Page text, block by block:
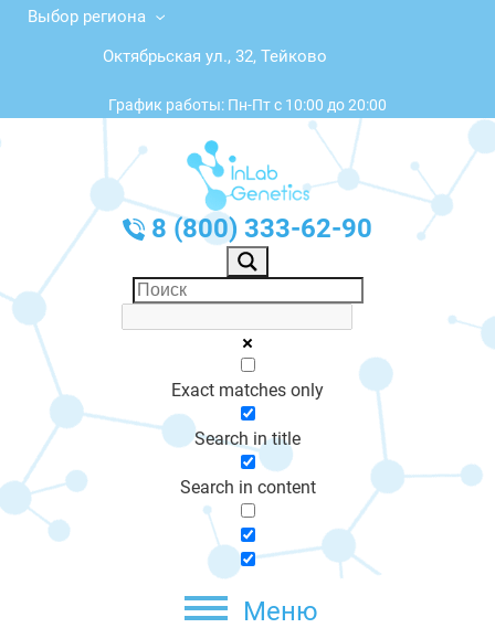
Выбор региона
Октябрьская ул., 32, Тейково
График работы: Пн-Пт с 10:00 до 20:00
8 (800) 333-62-90
Exact matches only
Search in title
Search in content
Меню